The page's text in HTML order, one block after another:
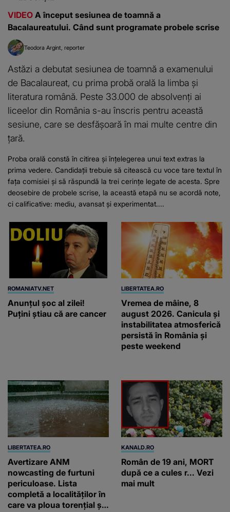
VIDEO A început sesiunea de toamnă a
Bacalaureatului. Când sunt programate probele scrise
Teodora Argint reporter
Astăzi a debutat sesiunea de toamnă a examenului
de Bacalaureat, cu prima probă orală la limba și
literatura română. Peste 33.000 de absolvenți ai
liceelor din România s-au înscris pentru această
sesiune, care se desfășoară în mai multe centre din
țară.
Proba orală constă în citirea și înțelegerea unui text extras la
prima vedere. Candidații trebuie să citească cu voce tare textul în
fața comisiei și să răspundă la trei cerințe legate de acesta. Spre
deosebire de probele scrise, la această etapă nu se acordă note,
ci calificative: mediu, avansat și experimentat....
ROMANIATV.NET
Anunţul şoc al zilei!
Puţini ştiau că are cancer
LIBERTATEA.RO
Vremea de mâine, 8
august 2026. Canicula și
instabilitatea atmosferică
persistă în România și
peste weekend
LIBERTATEA.RO
Avertizare ANM
nowcasting de furtuni
periculoase. Lista
completă a localităților în
care va ploua torențial și
KANALD.RO
Român de 19 ani, MORT
după ce a cules r... Vezi
mai mult